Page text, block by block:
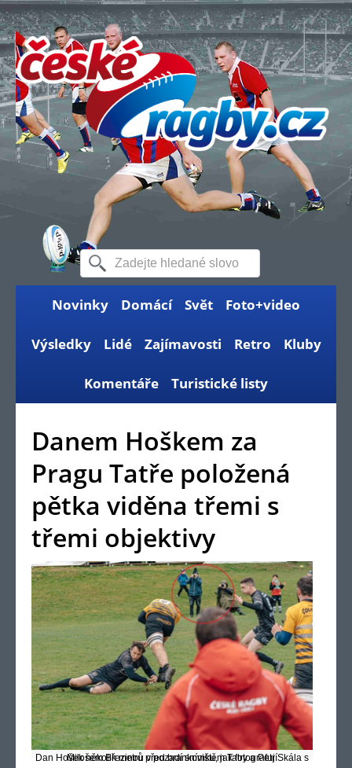
Novinky Domácí Svět Foto+video
Výsledky Lidé Zajímavosti Retro Kluby
Komentáře Turistické listy
Danem Hoškem za
Pragu Tatře položená
pětka viděna třemi s
třemi objektivy
Dan Hošek několik metrů před brankovištěm Tatry a Petr Skála s Milošem Březinou v pozadí snímku, jak fotografují